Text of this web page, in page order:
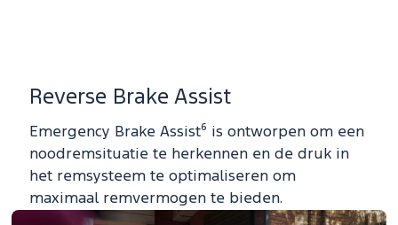
Reverse Brake Assist
Emergency Brake Assist⁶ is ontworpen om een
noodremsituatie te herkennen en de druk in
het remsysteem te optimaliseren om
maximaal remvermogen te bieden.